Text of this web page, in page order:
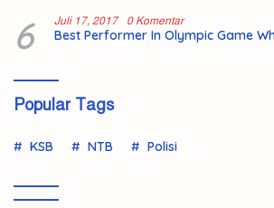
6 Juli 17, 2017 0 Komentar
Best Performer In Olympic Game
Popular Tags
KSB NTB Polisi